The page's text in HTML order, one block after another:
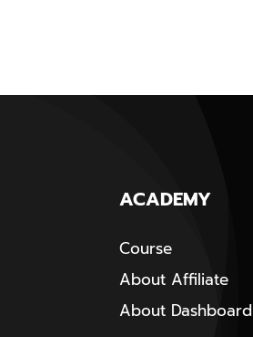
ACADEMY
Course
About Affiliate
About Dashboard